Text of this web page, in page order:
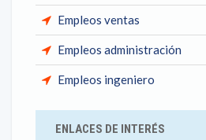
Empleos ventas
Empleos administración
Empleos ingeniero
ENLACES DE INTERÉS